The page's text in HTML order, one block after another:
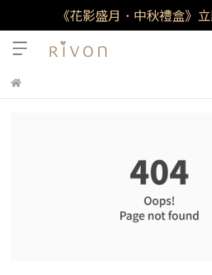
《花影盛月．中秋禮盒》